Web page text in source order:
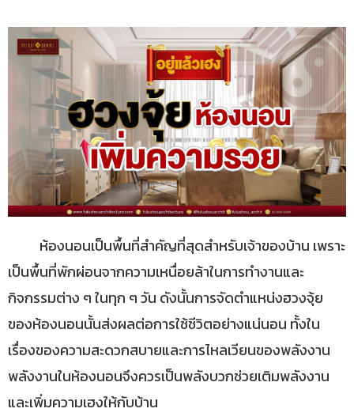
ห้องนอนเป็นพื้นที่สำคัญที่สุดสำหรับเจ้าของบ้าน เพราะ
เป็นพื้นที่พักผ่อนจากความเหนื่อยล้าในการทำงานและ
กิจกรรมต่าง ๆ ในทุก ๆ วัน ดังนั้นการจัดตำแหน่งฮวงจุ้ย
ของห้องนอนนั้นส่งผลต่อการใช้ชีวิตอย่างแน่นอน ทั้งใน
เรื่องของความสะดวกสบายและการไหลเวียนของพลังงาน
พลังงานในห้องนอนจึงควรเป็นพลังบวกช่วยเติมพลังงาน
และเพิ่มความเฮงให้กับบ้าน